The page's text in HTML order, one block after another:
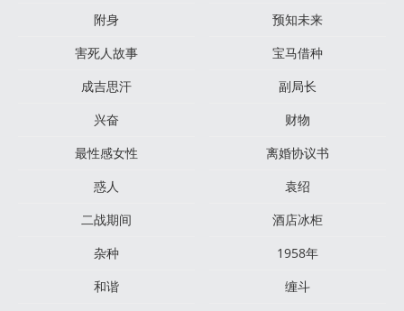
附身
预知未来
害死人故事
宝马借种
成吉思汗
副局长
兴奋
财物
最性感女性
离婚协议书
惑人
袁绍
二战期间
酒店冰柜
杂种
1958年
和谐
缠斗